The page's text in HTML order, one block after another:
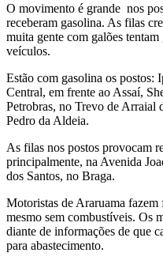
O movimento é grande nos
receberam gasolina. As filas
muita gente com galões
veículos.
Estão com gasolina os postos:
Central, em frente ao Assaí,
Petrobras, no Trevo de Arraial
Pedro da Aldeia.
As filas nos postos provocam
principalmente, na Avenida
dos Santos, no Braga.
Motoristas de Araruama fazem
mesmo sem combustíveis. Os
diante de informações de que
para abastecimento.